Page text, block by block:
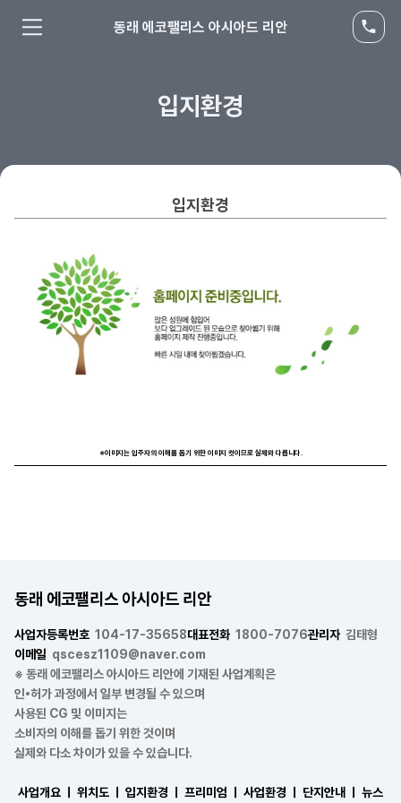
동래 에코팰리스 아시아드 리안
입지환경
입지환경
※이미지는 입주자의 이해를 돕기 위한 이미지 컷이므로 실제와 다릅니다.
동래 에코팰리스 아시아드 리안
사업자등록번호 104-17-35658대표전화 1800-7076관리자 김태형
이메일 qscesz1109@naver.com
※ 동래 에코팰리스 아시아드 리안에 기재된 사업계획은
인•허가 과정에서 일부 변경될 수 있으며
사용된 CG 및 이미지는
소비자의 이해를 돕기 위한 것이며
실제와 다소 차이가 있을 수 있습니다.
사업개요 ㅣ 위치도 ㅣ 입지환경 ㅣ 프리미엄 ㅣ 사업환경 ㅣ 단지안내 ㅣ 뉴스